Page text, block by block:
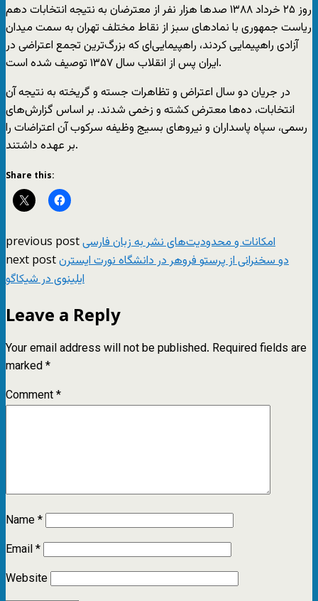
روز ۲۵ خرداد ۱۳۸۸ صدها هزار نفر از معترضان به نتیجه انتخابات دهم
رياست جمهوری با نمادهای سبز از نقاط مختلف تهران به سمت ميدان
آزادی راهپيمايی کردند، راهپیمایی‌ای که بزرگ‌ترين تجمع اعتراضی در
ايران پس از انقلاب سال ۱۳۵۷ توصيف شده است.
در جريان دو سال اعتراض و تظاهرات جسته و گريخته به نتیجه آن
انتخابات، ده‌ها معترض کشته و زخمی شدند. بر اساس گزارش‌های
رسمی، سپاه پاسداران و نيروهای بسيج وظيفه سرکوب آن اعتراضات را
بر عهده داشتند.
Share this:
previous postامکانات و محدودیت‌های نشر به زبان فارسی
next postدو سخنرانی از پرستو فروهر در دانشگاه نورت ایسترن
ایلینوی در شیکاگو
Leave a Reply
Your email address will not be published. Required fields are
marked*
Comment*
Name*
Email*
Website